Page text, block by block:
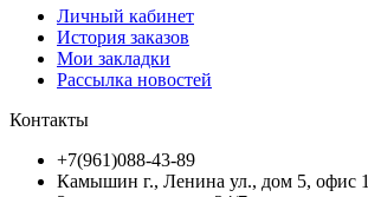
Личный кабинет
История заказов
Мои закладки
Рассылка новостей
Контакты
+7(961)088-43-89
Камышин г., Ленина ул., дом 5, офис 1